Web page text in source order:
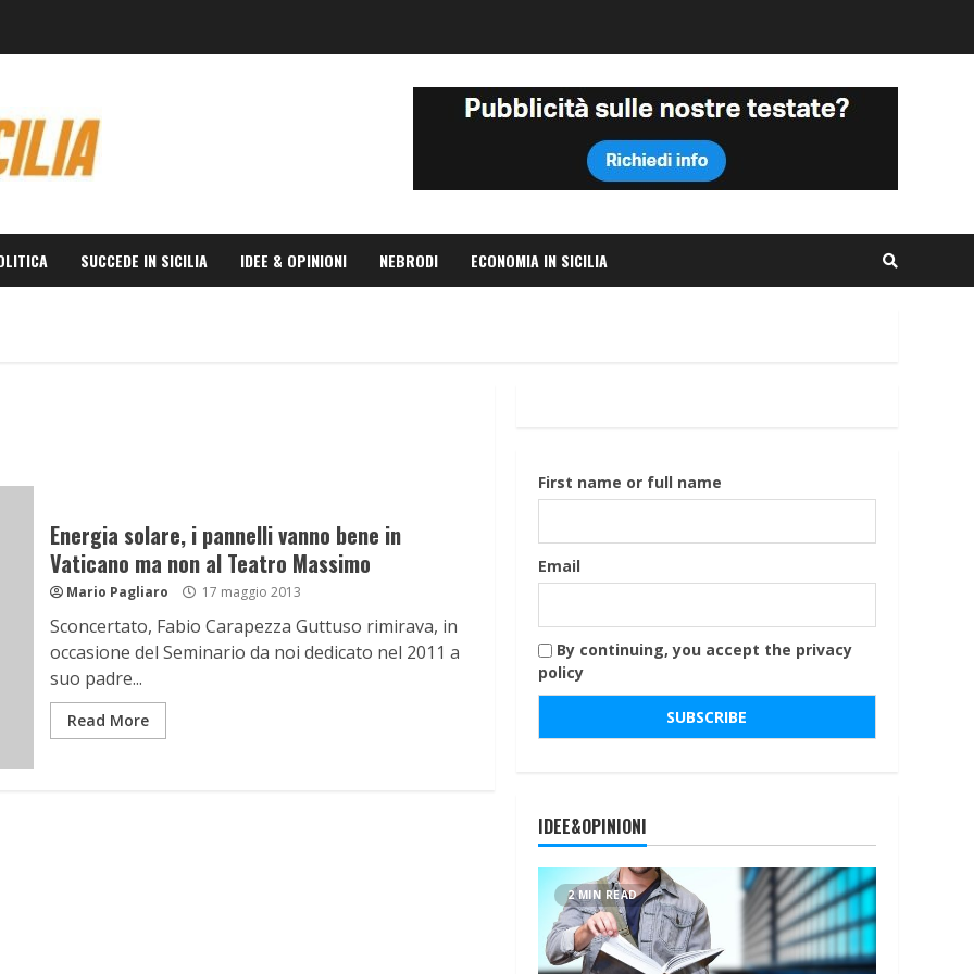
SUCCEDE IN SICILIA IDEE & OPINIONI NEBRODI ECONOMIA IN SICILIA
Energia solare, i pannelli vanno bene in
Vaticano ma non al Teatro Massimo
Mario Pagliaro 17 maggio 2013
Sconcertato, Fabio Carapezza Guttuso rimirava, in
occasione del Seminario da noi dedicato nel 2011 a
suo padre...
Read More
First name or full name
Email
By continuing, you accept the privacy
policy
IDEE&OPINIONI
2 MIN READ